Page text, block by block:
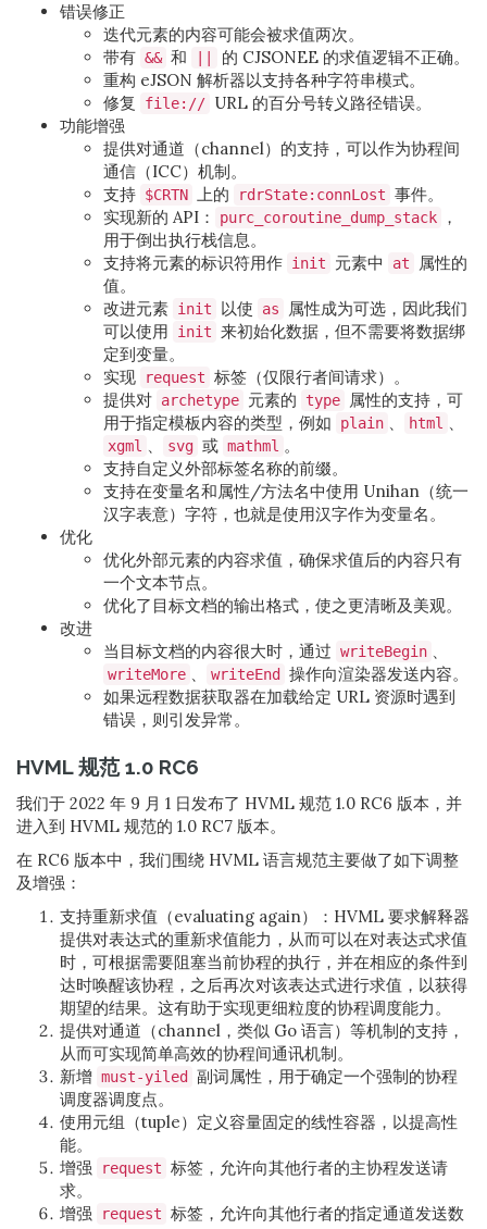
错误修正
迭代元素的内容可能会被求值两次。
带有 && 和
的 CJSONEE 的求值逻辑不正确。
重构 eJSON 解析器以支持各种字符串模式。
修复
file:// URL 的百分号转义路径错误。
功能增强
提供对通道（channel）的支持，可以作为协程间
通信（ICC）机制。
支持 $CRTN 上的 rdrState:connLost 事件。
实现新的 API：
purc_coroutine_dump_stack
，
用于倒出执行栈信息。
支持将元素的标识符用作 init 元素中 at
属性的
值。
改进元素 init 以使 as
属性成为可选，因此我们
可以使用
init 来初始化数据，但不需要将数据绑
定到变量。
实现
request 标签（仅限行者间请求）。
提供对 archetype 元素的 type
属性的支持，可
用于指定模板内容的类型，例如
plain 、 html 、
xgml 、 svg 或 mathml 。
支持自定义外部标签名称的前缀。
支持在变量名和属性/方法名中使用 Unihan（统一
汉字表意）字符，也就是使用汉字作为变量名。
优化
优化外部元素的内容求值，确保求值后的内容只有
一个文本节点。
优化了目标文档的输出格式，使之更清晰及美观。
改进
当目标文档的内容很大时，通过 writeBegin 、
writeMore 、 writeEnd
操作向渲染器发送内容。
如果远程数据获取器在加载给定 URL 资源时遇到
错误，则引发异常。
HVML 规范 1.0 RC6
我们于 2022 年 9 月 1 日发布了 HVML 规范 1.0 RC6 版本，并
进入到 HVML 规范的 1.0 RC7 版本。
在 RC6 版本中，我们围绕 HVML 语言规范主要做了如下调整
及增强：
支持重新求值（evaluating again）：HVML 要求解释器
提供对表达式的重新求值能力，从而可以在对表达式求值
时，可根据需要阻塞当前协程的执行，并在相应的条件到
达时唤醒该协程，之后再次对该表达式进行求值，以获得
期望的结果。这有助于实现更细粒度的协程调度能力。
提供对通道（channel，类似 Go 语言）等机制的支持，
从而可实现简单高效的协程间通讯机制。
新增 must-yiled
副词属性，用于确定一个强制的协程
调度器调度点。
使用元组（tuple）定义容量固定的线性容器，以提高性
能。
增强
request 标签，允许向其他行者的主协程发送请
求。
增强
request 标签，允许向其他行者的指定通道发送数